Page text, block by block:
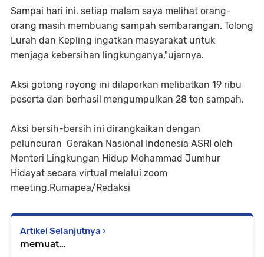
Sampai hari ini, setiap malam saya melihat orang-
orang masih membuang sampah sembarangan. Tolong
Lurah dan Kepling ingatkan masyarakat untuk
menjaga kebersihan lingkunganya,"ujarnya.
Aksi gotong royong ini dilaporkan melibatkan 19 ribu
peserta dan berhasil mengumpulkan 28 ton sampah.
Aksi bersih-bersih ini dirangkaikan dengan
peluncuran Gerakan Nasional Indonesia ASRI oleh
Menteri Lingkungan Hidup Mohammad Jumhur
Hidayat secara virtual melalui zoom
meeting.Rumapea/Redaksi
Artikel Selanjutnya
memuat...